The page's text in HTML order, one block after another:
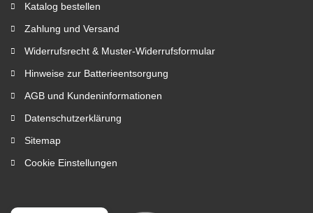
Katalog bestellen
Zahlung und Versand
Widerrufsrecht & Muster-Widerrufsformular
Hinweise zur Batterieentsorgung
AGB und Kundeninformationen
Datenschutzerklärung
Sitemap
Cookie Einstellungen